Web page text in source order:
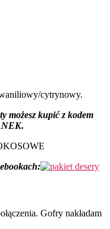
cytrynowy.
możesz kupić z kodem
Gofry nakładam